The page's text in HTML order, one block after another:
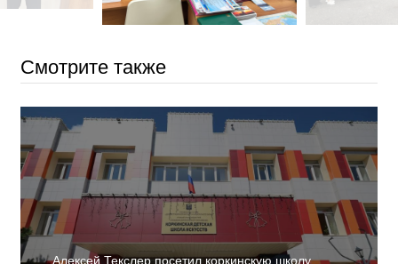
Смотрите также
Алексей Текслер посетил коркинскую школу